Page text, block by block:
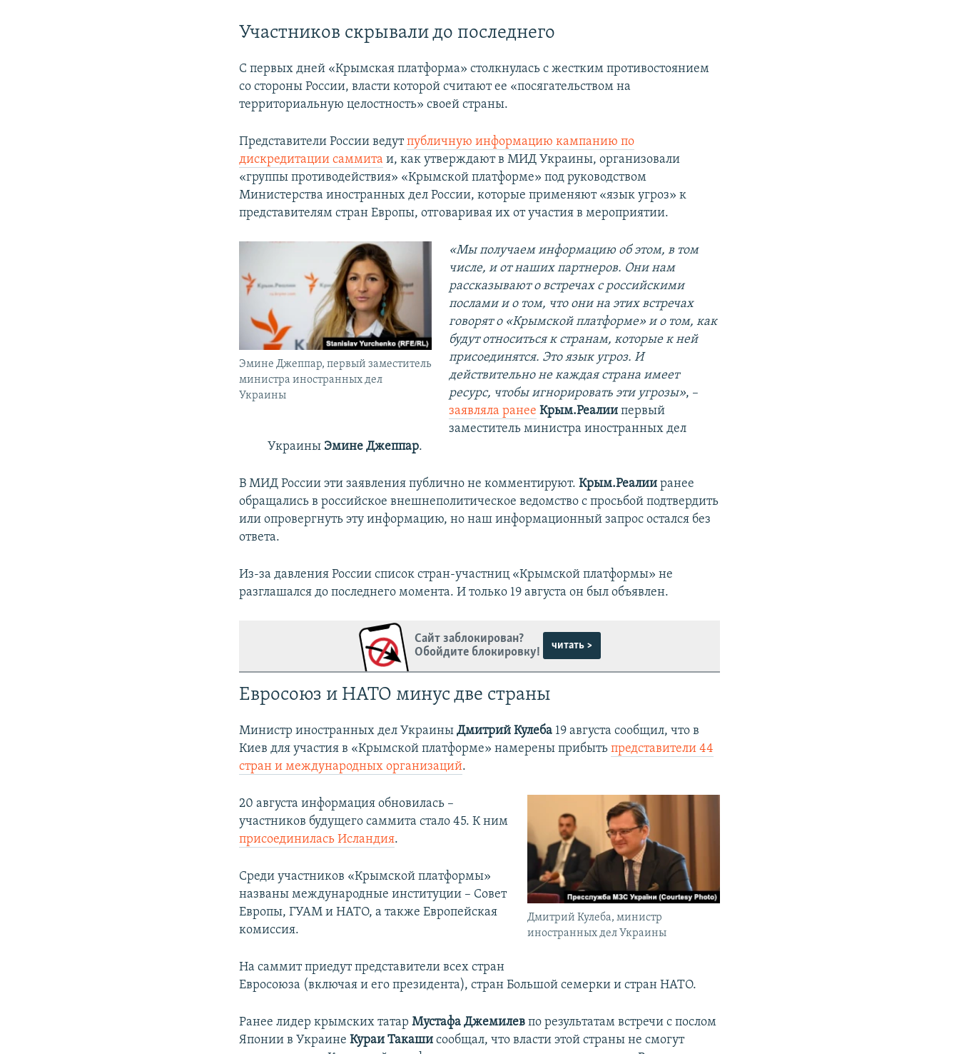
Участников скрывали до последнего
С первых дней «Крымская платформа» столкнулась с жестким противостоянием
со стороны России, власти которой считают ее «посягательством на
территориальную целостность» своей страны.
Представители России ведутпубличную информацию кампанию по
дискредитации саммита и, как утверждают в МИД Украины, организовали
«группы противодействия» «Крымской платформе» под руководством
Министерства иностранных дел России, которые применяют «язык угроз» к
представителям стран Европы, отговаривая их от участия в мероприятии.
Эмине Джеппар, первый заместитель
министра иностранных дел
Украины
«Мы получаем информацию об этом, в том
числе, и от наших партнеров. Они нам
рассказывают о встречах с российскими
послами и о том, что они на этих встречах
говорят о «Крымской платформе» и о том, как
будут относиться к странам, которые к ней
присоединятся. Это язык угроз. И
действительно не каждая страна имеет
ресурс, чтобы игнорировать эти угрозы», –
заявляла ранее Крым.Реалиипервый
заместитель министра иностранных дел
Украины Эмине Джеппар.
В МИД России эти заявления публично не комментируют.Крым.Реалииранее
обращались в российское внешнеполитическое ведомство с просьбой подтвердить
или опровергнуть эту информацию, но наш информационный запрос остался без
ответа.
Из-за давления России список стран-участниц «Крымской платформы» не
разглашался до последнего момента. И только 19 августа он был объявлен.
Сайт заблокирован?
Обойдите блокировку!
читать >
Евросоюз и НАТО минус две страны
Министр иностранных дел УкраиныДмитрий Кулеба 19 августа сообщил, что в
Киев для участия в «Крымской платформе» намерены прибытьпредставители 44
стран и международных организаций.
Дмитрий Кулеба, министр
иностранных дел Украины
20 августа информация обновилась –
участников будущего саммита стало 45. К ним
присоединилась Исландия.
Среди участников «Крымской платформы»
названы международные институции – Совет
Европы, ГУАМ и НАТО, а также Европейская
комиссия.
На саммит приедут представители всех стран
Евросоюза (включая и его президента), стран Большой семерки и стран НАТО.
Ранее лидер крымских татарМустафа Джемилев по результатам встречи с послом
Японии в УкраинеКураи Такаши сообщал, что власти этой страны не смогут